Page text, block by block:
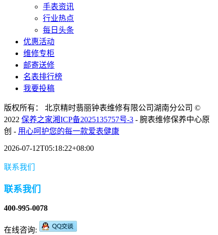
手表资讯
行业热点
每日头条
优惠活动
维修专柜
邮寄送修
名表排行榜
我要投稿
版权所有： 北京精时翡丽钟表维修有限公司湖南分公司 ©
2022 保养之家湘ICP备2025135757号-3 - 腕表维修保养中心原
创 - 用心呵护您的每一款爱表健康
2026-07-12T05:18:22+08:00
联系我们
联系我们
400-995-0078
在线咨询: